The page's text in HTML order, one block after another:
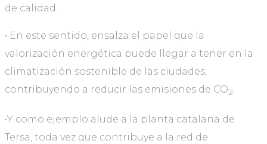
de calidad.
• En este sentido, ensalza el papel que la
valorización energética puede llegar a tener en la
climatización sostenible de las ciudades,
contribuyendo a reducir las emisiones de CO2.
•Y como ejemplo alude a la planta catalana de
Tersa, toda vez que contribuye a la red de